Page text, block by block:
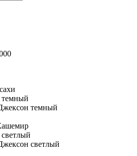
темный
светлый